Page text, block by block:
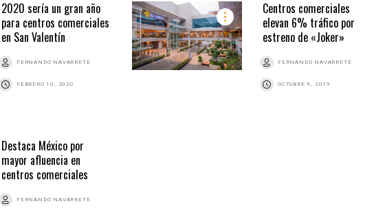
2020 sería un gran año
para centros comerciales
en San Valentín
FERNANDO NAVARRETE
FEBRERO 10, 2020
Centros comerciales
elevan 6% tráfico por
estreno de «Joker»
FERNANDO NAVARRETE
OCTUBRE 9, 2019
Destaca México por
mayor afluencia en
centros comerciales
FERNANDO NAVARRETE